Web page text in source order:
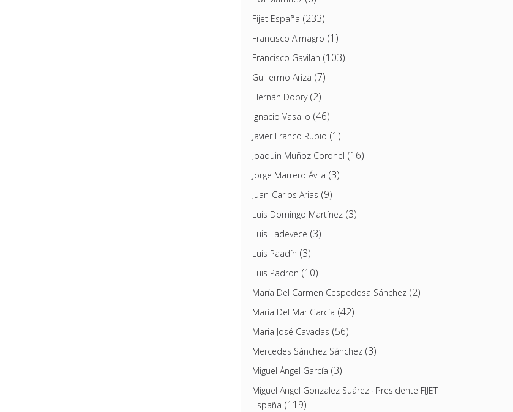
Fijet España (233)
Francisco Almagro (1)
Francisco Gavilan (103)
Guillermo Ariza (7)
Hernán Dobry(2)
Ignacio Vasallo (46)
Javier Franco Rubio (1)
Joaquin Muñoz Coronel (16)
Jorge Marrero Ávila (3)
Juan-Carlos Arias (9)
Luis Domingo Martínez(3)
Luis Ladevece (3)
Luis Paadín (3)
Luis Padron (10)
María Del Carmen Cespedosa Sánchez(2)
María Del Mar García (42)
Maria José Cavadas (56)
Mercedes Sánchez Sánchez(3)
Miguel Ángel García (3)
Miguel Angel Gonzalez Suárez · Presidente FIJET
España (119)